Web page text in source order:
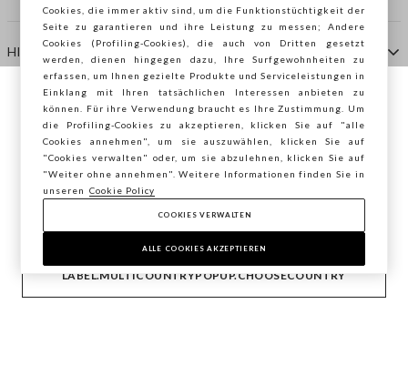
HILFE
AGENTUR
KONTAKTE
Copyright © Ovs S.p.A. MwSt.-Nr. 04240010274 - Kap.
Kap. 290.923.470 -2.4.0
Sie surfen auf der Seite von STEFANEL
Österreich, möchten Sie Ihren Standort
speichern?
BESTÄTIGEN
LABEL.MULTICOUNTRYPOPUP.CHOOSECOUNTRY
footer.item.country Österreich
Cookies, die immer aktiv sind, um die Funktionstüchtigkeit der
Seite zu garantieren und ihre Leistung zu messen; Andere
Cookies (Profiling-Cookies), die auch von Dritten gesetzt
werden, dienen hingegen dazu, Ihre Surfgewohnheiten zu
erfassen, um Ihnen gezielte Produkte und Serviceleistungen in
Einklang mit Ihren tatsächlichen Interessen anbieten zu
können. Für ihre Verwendung braucht es Ihre Zustimmung. Um
die Profiling-Cookies zu akzeptieren, klicken Sie auf "alle
Cookies annehmen", um sie auszuwählen, klicken Sie auf
"Cookies verwalten" oder, um sie abzulehnen, klicken Sie auf
"Weiter ohne annehmen". Weitere Informationen finden Sie in
unseren
Cookie Policy
COOKIES VERWALTEN
ALLE COOKIES AKZEPTIEREN